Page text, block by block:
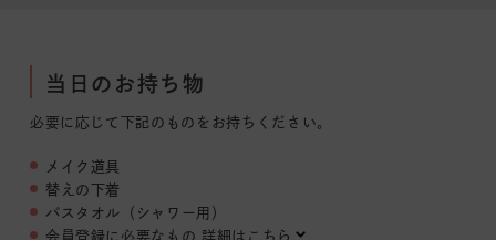
当日のお持ち物
必要に応じて下記のものをお持ちください。
メイク道具
替えの下着
バスタオル（シャワー用）
会員登録に必要なもの 詳細はこちら